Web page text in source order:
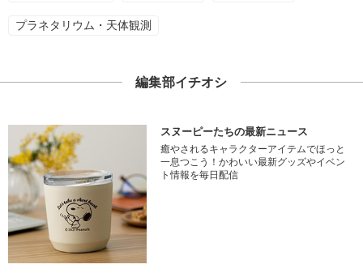
プラネタリウム・天体観測
編集部イチオシ
スヌーピーたちの最新ニュース
癒やされるキャラクターアイテムでほっと
一息つこう！かわいい最新グッズやイベン
ト情報を毎日配信